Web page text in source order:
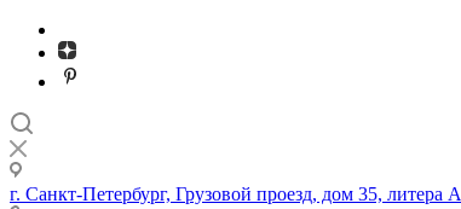
г. Санкт-Петербург, Грузовой проезд, дом 35, литера А